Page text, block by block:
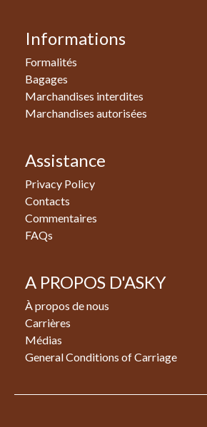
Informations
Formalités
Bagages
Marchandises interdites
Marchandises autorisées
Assistance
Privacy Policy
Contacts
Commentaires
FAQs
A PROPOS D'ASKY
À propos de nous
Carrières
Médias
General Conditions of Carriage